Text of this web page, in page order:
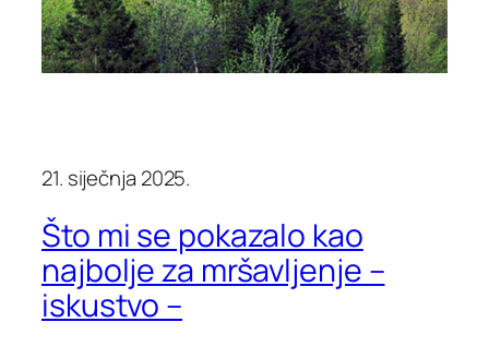
21. siječnja 2025.
Što mi se pokazalo kao
najbolje za mršavljenje –
iskustvo –